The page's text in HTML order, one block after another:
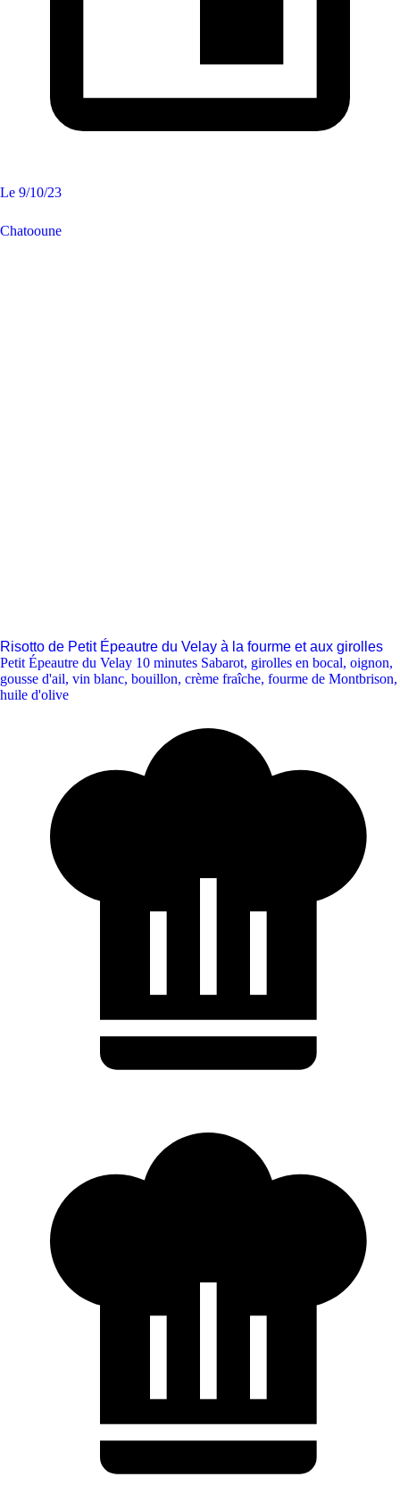
Le 9/10/23
Chatooune
Risotto de Petit Épeautre du Velay à la fourme et aux girolles
Petit Épeautre du Velay 10 minutes Sabarot, girolles en bocal, oignon,
gousse d'ail, vin blanc, bouillon, crème fraîche, fourme de Montbrison,
huile d'olive